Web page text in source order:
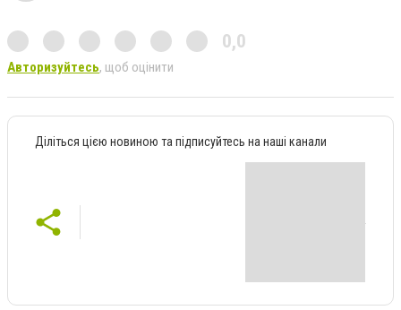
0,0
Авторизуйтесь, щоб оцінити
Діліться цією новиною та підписуйтесь на наші канали